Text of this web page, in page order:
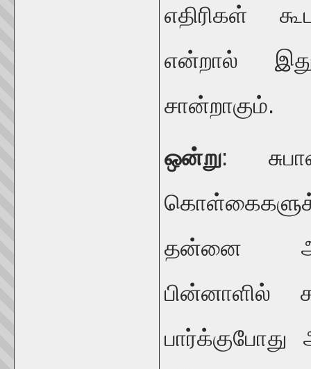
எதிரிகள்
என்றால்
சான்றாகும்.
ஒன்று:
தன்னை
பின்னாளில்